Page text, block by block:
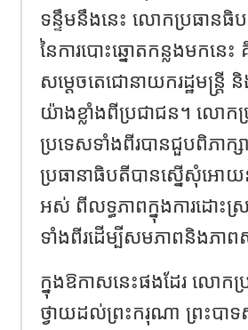
ទន្ទឹមនឹងនេះ លោកប្រធានធិ
នៃការបោះឆ្នោតកន្លងមកនេ
សម្តេចតេជោនាយករដ្ឋមន្ត្
យ៉ាងខ្លាំងពីប្រជាជន។ លោក
ប្រទេសទាំងពីរបានជួបពិភាក្
ប្រធានាធិបតីបានស្នើសុំអោយ
អស់ ពីលទ្ធភាពក្នុងការដោះ
ទាំងពីរដើម្បីសមភាពនិងភា
ក្នុងឱកាសនេះផងដែរ លោកប្
ថ្វាយដល់ព្រះករុណា ព្រះបាទ